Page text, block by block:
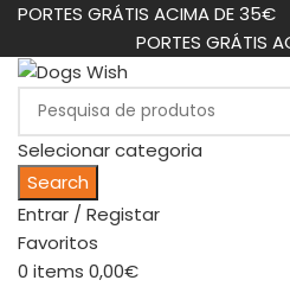
PORTES GRÁTIS ACIMA DE 35€
PORTES GRÁTIS
Selecionar categoria
Search
Entrar / Registar
Favoritos
0 items 0,00€